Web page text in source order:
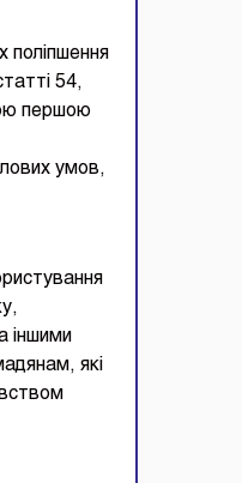
поліпшення
54,
першою
умов,
іншими
які